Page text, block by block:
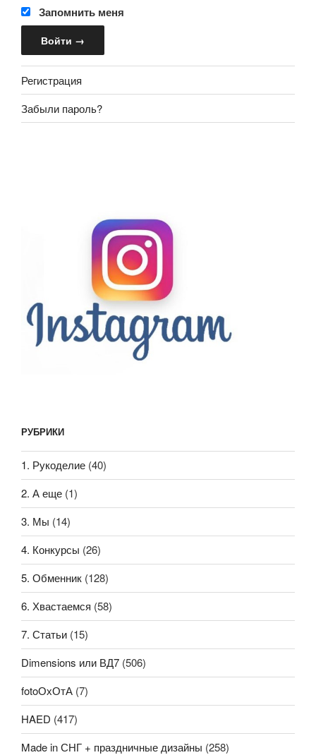
Запомнить меня
Регистрация
Забыли пароль?
РУБРИКИ
1. Рукоделие (40)
2. А еще (1)
3. Мы (14)
4. Конкурсы (26)
5. Обменник (128)
6. Хвастаемся (58)
7. Статьи (15)
Dimensions или ВД7 (506)
fotoОхОтА (7)
HAED (417)
Made in СНГ + праздничные дизайны (258)